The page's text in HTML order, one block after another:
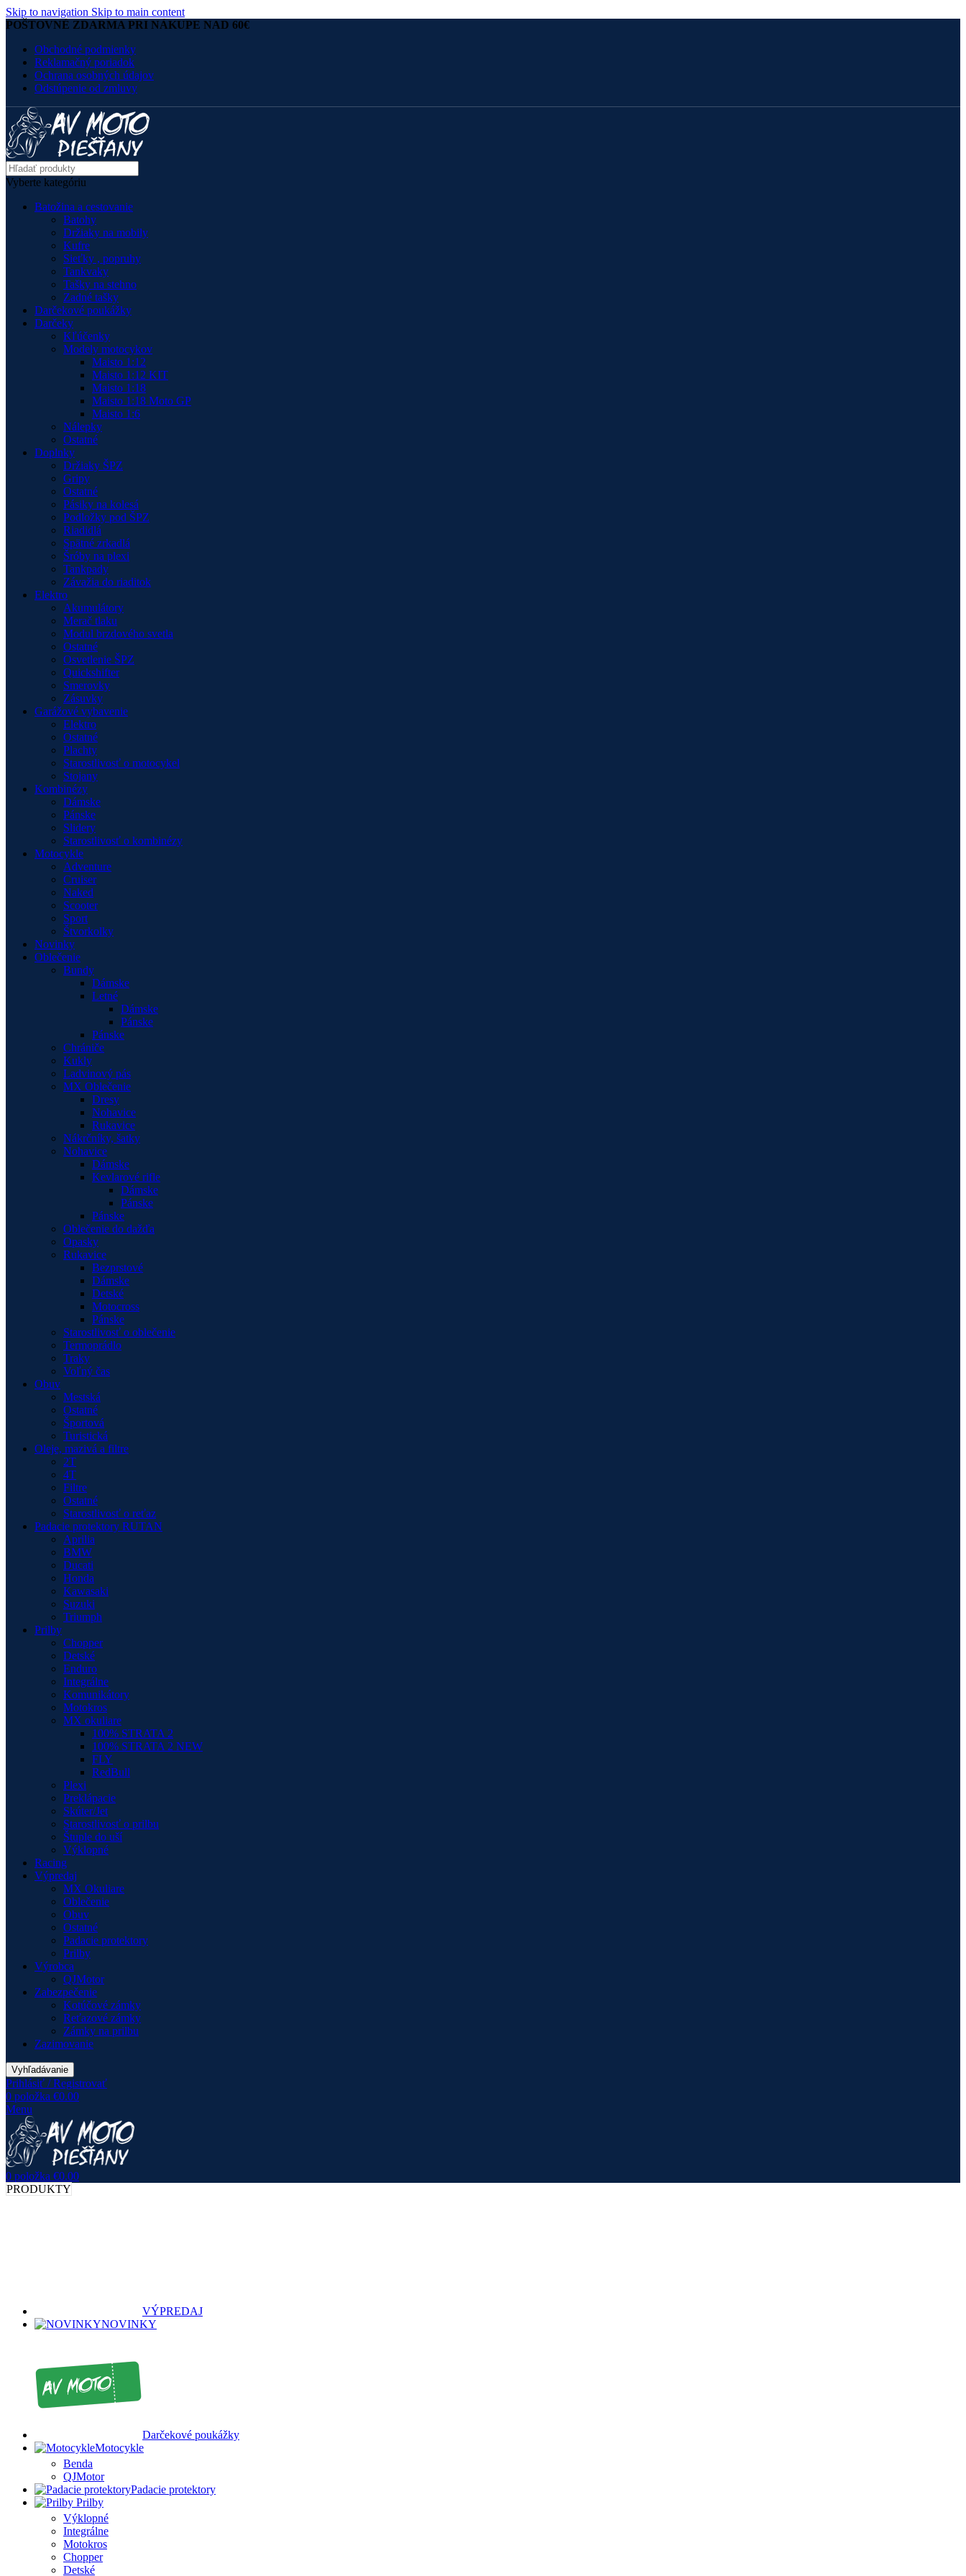
Skip to navigation Skip to main content
POŠTOVNÉ ZDARMA PRI NÁKUPE NAD 60€
Obchodné podmienky
Reklamačný poriadok
Ochrana osobných údajov
Odstúpenie od zmluvy
Vyberte kategóriu
Batožina a cestovanie
Batohy
Držiaky na mobily
Kufre
Sieťky , popruhy
Tankvaky
Tašky na stehno
Zadné tašky
Darčekové poukážky
Darčeky
Kľúčenky
Modely motocykov
Maisto 1:12
Maisto 1:12 KIT
Maisto 1:18
Maisto 1:18 Moto GP
Maisto 1:6
Nálepky
Ostatné
Doplnky
Držiaky ŠPZ
Gripy
Ostatné
Pásiky na kolesá
Podložky pod ŠPZ
Riadidlá
Spätné zrkadlá
Šróby na plexi
Tankpady
Závažia do riaditok
Elektro
Akumulátory
Merač tlaku
Modul brzdového svetla
Ostatné
Osvetlenie ŠPZ
Quickshifter
Smerovky
Zásuvky
Garážové vybavenie
Elektro
Ostatné
Plachty
Starostlivosť o motocykel
Stojany
Kombinézy
Dámske
Pánske
Slidery
Starostlivosť o kombinézy
Motocykle
Adventure
Cruiser
Naked
Scooter
Sport
Štvorkolky
Novinky
Oblečenie
Bundy
Dámske
Letné
Dámske
Pánske
Pánske
Chrániče
Kukly
Ladvinový pás
MX Oblečenie
Dresy
Nohavice
Rukavice
Nákrčníky, šatky
Nohavice
Dámske
Kevlarové rifle
Dámske
Pánske
Pánske
Oblečenie do dažďa
Opasky
Rukavice
Bezprstové
Dámske
Detské
Motocross
Pánske
Starostlivosť o oblečenie
Termoprádlo
Traky
Voľný čas
Obuv
Mestská
Ostatné
Športová
Turistická
Oleje, mazivá a filtre
2T
4T
Filtre
Ostatné
Starostlivosť o reťaz
Padacie protektory RUTAN
Aprilia
BMW
Ducati
Honda
Kawasaki
Suzuki
Triumph
Prilby
Chopper
Detské
Enduro
Integrálne
Komunikátory
Motokros
MX okuliare
100% STRATA 2
100% STRATA 2 NEW
FLY
RedBull
Plexi
Preklápacie
Skúter/Jet
Starostlivosť o prilbu
Štuple do uší
Výklopné
Racing
Výpredaj
MX Okuliare
Oblečenie
Obuv
Ostatné
Padacie protektory
Prilby
Výrobca
QJMotor
Zabezpečenie
Kotúčové zámky
Reťazové zámky
Zámky na prilbu
Zazimovanie
Vyhľadávanie
Prihlásiť / Registrovať
0 položka €0.00
Menu
0 položka €0.00
PRODUKTY
VÝPREDAJ
NOVINKY
Darčekové poukážky
Motocykle
Benda
QJMotor
Padacie protektory
Prilby
Výklopné
Integrálne
Motokros
Chopper
Detské